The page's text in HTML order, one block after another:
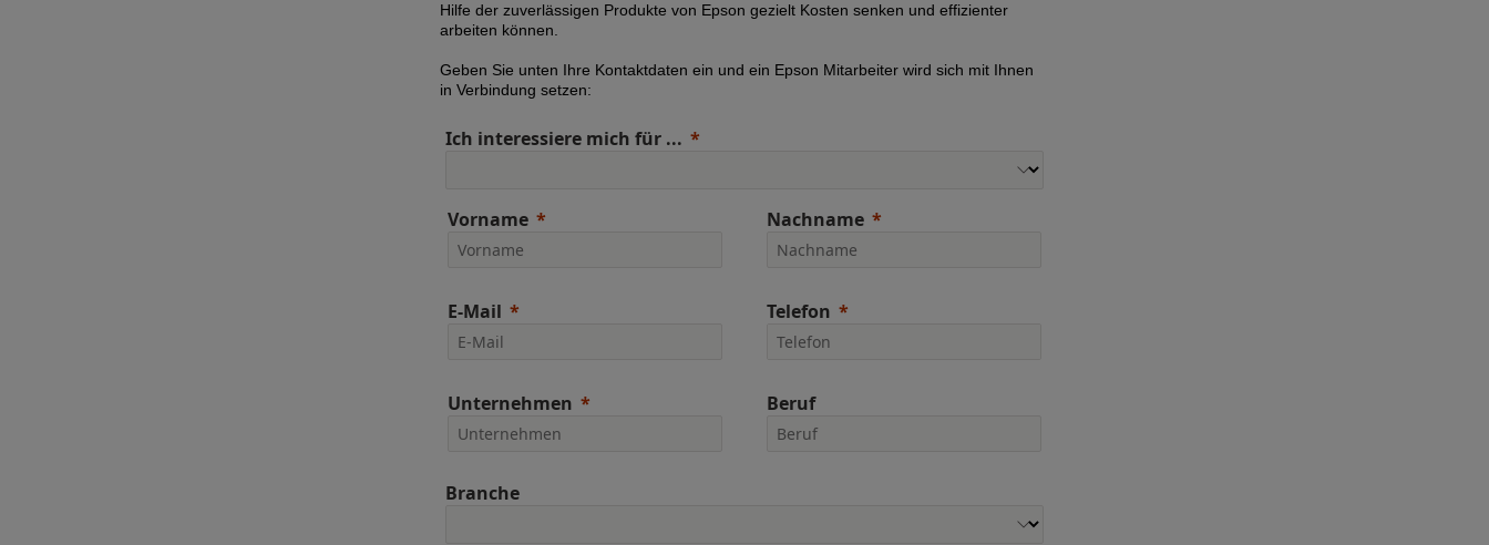
Hilfe der zuverlässigen Produkte von Epson gezielt Kosten senken und effizienter
arbeiten können.
Geben Sie unten Ihre Kontaktdaten ein und ein Epson Mitarbeiter wird sich mit Ihnen
in Verbindung setzen:
Ich interessiere mich für ...
Vorname Nachname
E-Mail Telefon
Unternehmen Beruf
Branche